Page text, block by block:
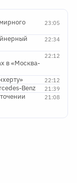
23:05
22:34
22:12
в «Москва-
22:12
21:39
Benz
21:08